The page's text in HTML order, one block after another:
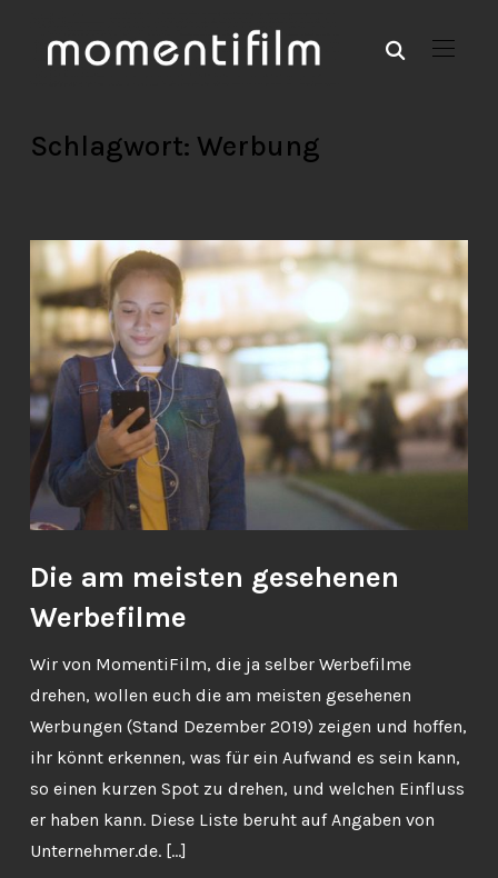
Schlagwort: Werbung
Die am meisten gesehenen
Werbefilme
Wir von MomentiFilm, die ja selber Werbefilme
drehen, wollen euch die am meisten gesehenen
Werbungen (Stand Dezember 2019) zeigen und hoffen,
ihr könnt erkennen, was für ein Aufwand es sein kann,
so einen kurzen Spot zu drehen, und welchen Einfluss
er haben kann. Diese Liste beruht auf Angaben von
Unternehmer.de. […]